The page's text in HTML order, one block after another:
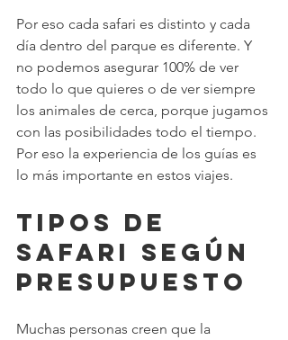
Por eso cada safari es distinto y cada
día dentro del parque es diferente. Y
no podemos asegurar 100% de ver
todo lo que quieres o de ver siempre
los animales de cerca, porque jugamos
con las posibilidades todo el tiempo.
Por eso la experiencia de los guías es
lo más importante en estos viajes.
Tipos de
safari según
presupuesto
Muchas personas creen que la